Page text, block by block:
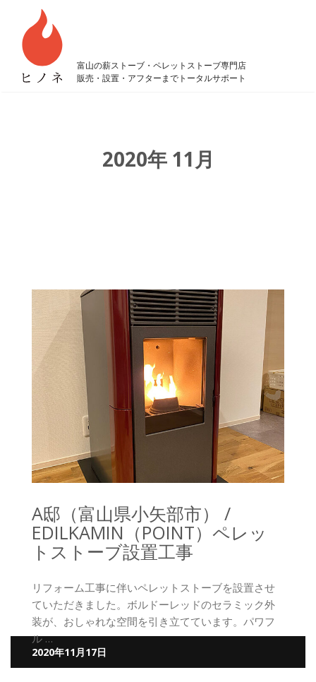
富山の薪ストーブ・ペレットストーブ専門店
販売・設置・アフターまでトータルサポート
2020年 11月
A邸（富山県小矢部市） /
EDILKAMIN（POINT）ペレッ
トストーブ設置工事
リフォーム工事に伴いペレットストーブを設置させ
ていただきました。ボルドーレッドのセラミック外
装が、おしゃれな空間を引き立てています。パワフ
ル …
2020年11月17日